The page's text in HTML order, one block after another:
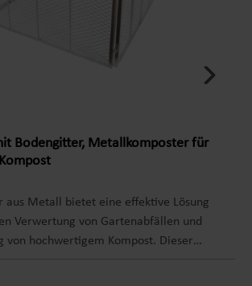
Bodengitter, Metallkomposter für
aus Metall bietet eine effektive Lösung
Verwertung von Gartenabfällen und
von hochwertigem Kompost. Dieser